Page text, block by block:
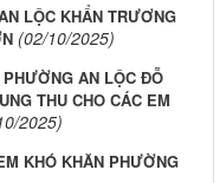
LỘC KHẨN TRƯƠNG
(02/10/2025)
AN LỘC ĐỖ
THU CHO CÁC EM
2025)
KHÓ KHĂN PHƯỜNG